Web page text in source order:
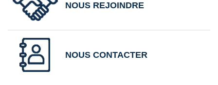
NOUS REJOINDRE
NOUS CONTACTER